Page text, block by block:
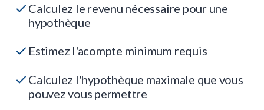
Calculez le revenu nécessaire pour une
hypothèque
Estimez l'acompte minimum requis
Calculez l'hypothèque maximale que vous
pouvez vous permettre